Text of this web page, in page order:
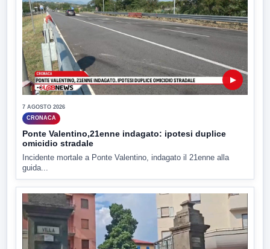
▶
7 AGOSTO 2026
CRONACA
Ponte Valentino,21enne indagato: ipotesi duplice
omicidio stradale
Incidente mortale a Ponte Valentino, indagato il 21enne alla
guida...